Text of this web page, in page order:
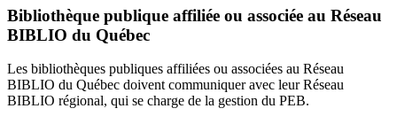
Bibliothèque publique affiliée ou associée au Réseau
BIBLIO du Québec
Les bibliothèques publiques affiliées ou associées au Réseau
BIBLIO du Québec doivent communiquer avec leur Réseau
BIBLIO régional, qui se charge de la gestion du PEB.